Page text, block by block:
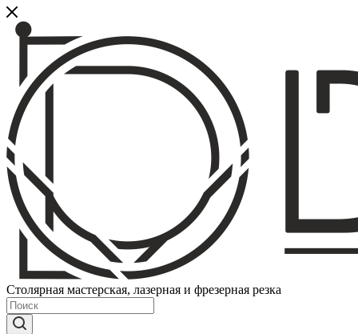
Столярная мастерская, лазерная и фрезерная резка